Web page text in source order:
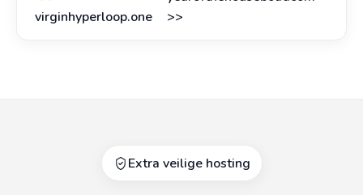
virginhyperloop.one
>>
Extra veilige hosting